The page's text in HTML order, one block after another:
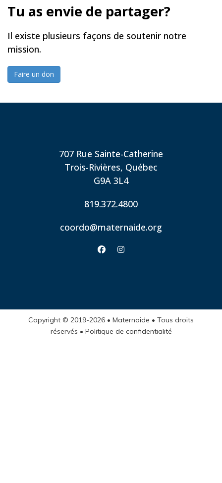
Tu as envie de partager?
Il existe plusieurs façons de soutenir notre
mission.
Faire un don
707 Rue Sainte-Catherine
Trois-Rivières, Québec
G9A 3L4
819.372.4800
coordo@maternaide.org
facebookinstagram